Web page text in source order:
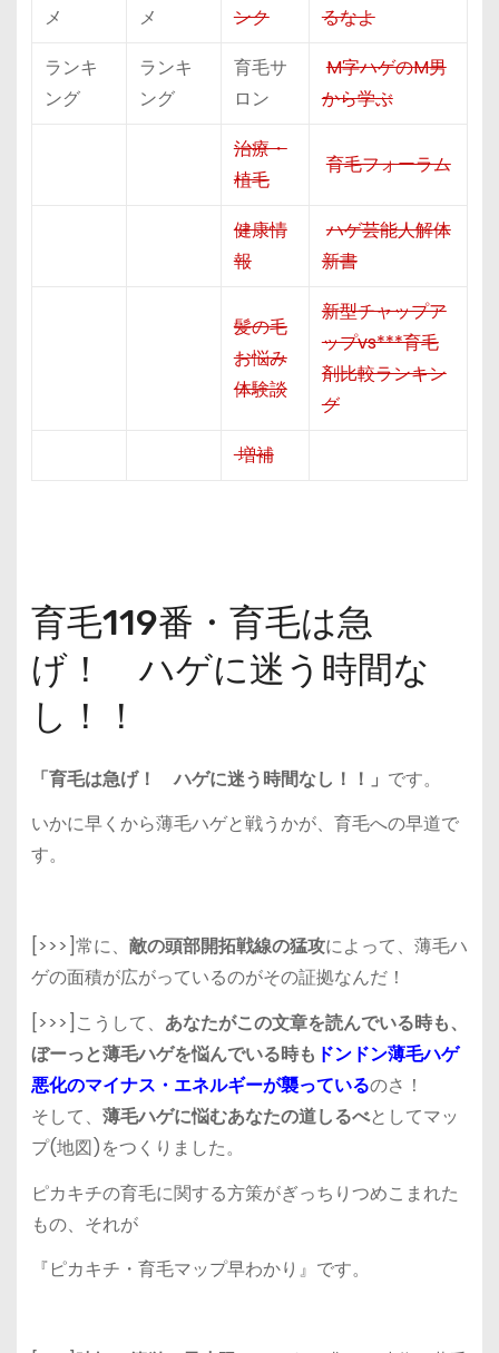
メ
メ
ンク
るなよ
ランキ
ング
ランキ
ング
育毛サ
ロン
M字ハゲのM男
から学ぶ
治療・
植毛
育毛フォーラム
健康情
報
ハゲ芸能人解体
新書
髪の毛
お悩み
体験談
新型チャップア
ップvs***育毛
剤比較ランキン
グ
増補
育毛119番・育毛は急
げ！ ハゲに迷う時間な
し！！
「育毛は急げ！ ハゲに迷う時間なし！！」 です。
いかに早くから薄毛ハゲと戦うかが、育毛への早道で
す。
[>>>]常に、 敵の頭部開拓戦線の猛攻によって、 薄毛ハ
ゲの面積が広がっているのがその証拠なんだ！
[>>>]こうして、 あなたがこの文章を読んでいる時も、
ぼーっと薄毛ハゲを悩んでいる時も ドンドン薄毛ハゲ
悪化のマイナス・エネルギーが襲っているのさ！
そして、 薄毛ハゲに悩むあなたの道しるべとしてマッ
プ(地図)をつくりました。
ピカキチの育毛に関する方策がぎっちりつめこまれた
もの、それが
『ピカキチ・育毛マップ早わかり』 です。